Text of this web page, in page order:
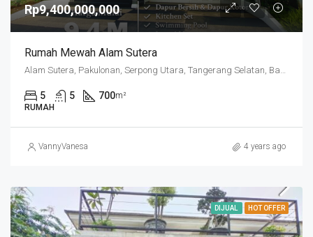
Rp9,400,000,000
Rumah Mewah Alam Sutera
Alam Sutera, Pakulonan, Serpong Utara, Tangerang Selatan, Banten, Indonesia
5 5 700m²
RUMAH
VannyVanesa 4 years ago
DIJUAL HOT OFFER